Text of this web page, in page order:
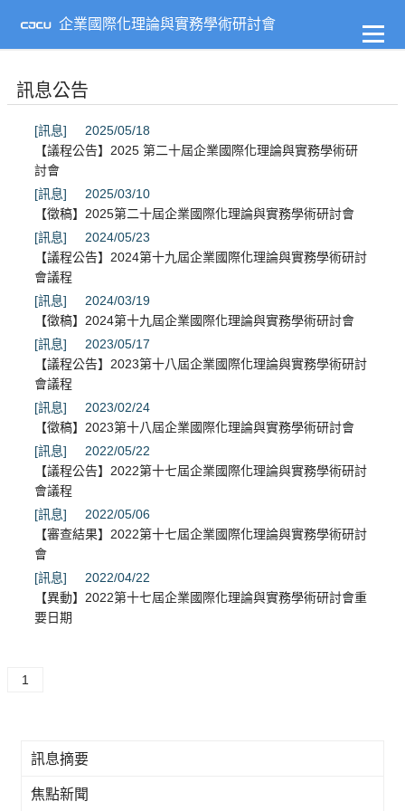
主
容
企業國際化理論與實務學術研討會
訊息公告
[訊息]
2025/05/18
【議程公告】2025 第二十屆企業國際化理論與實務學術研
討會
[訊息]
2025/03/10
【徵稿】2025第二十屆企業國際化理論與實務學術研討會
[訊息]
2024/05/23
【議程公告】2024第十九屆企業國際化理論與實務學術研討
會議程
[訊息]
2024/03/19
【徵稿】2024第十九屆企業國際化理論與實務學術研討會
[訊息]
2023/05/17
【議程公告】2023第十八屆企業國際化理論與實務學術研討
會議程
[訊息]
2023/02/24
【徵稿】2023第十八屆企業國際化理論與實務學術研討會
[訊息]
2022/05/22
【議程公告】2022第十七屆企業國際化理論與實務學術研討
會議程
[訊息]
2022/05/06
【審查結果】2022第十七屆企業國際化理論與實務學術研討
會
[訊息]
2022/04/22
【異動】2022第十七屆企業國際化理論與實務學術研討會重
要日期
1
訊息摘要
焦點新聞